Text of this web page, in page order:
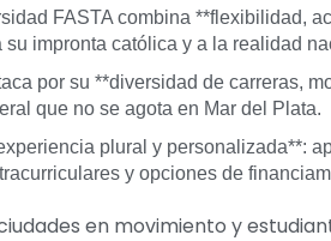
FASTA combina **flexibilidad,
impronta católica y a la realidad
por su **diversidad de carreras,
que no se agota en Mar del Plata.
plural y personalizada**:
y opciones de
en movimiento y